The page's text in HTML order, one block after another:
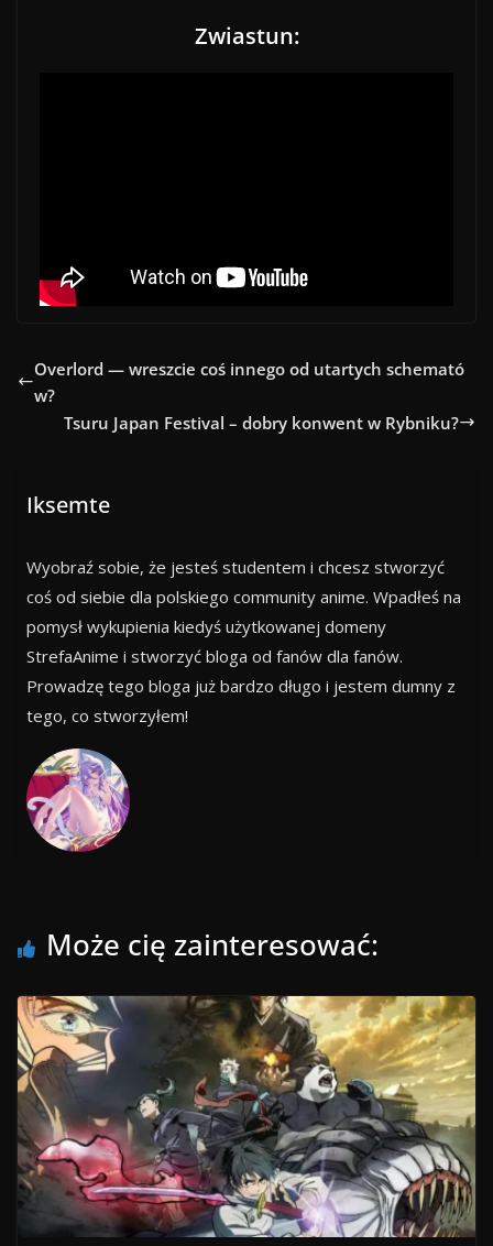
Zwiastun:
Overlord — wreszcie coś innego od utartych schemató
w?
Tsuru Japan Festival – dobry konwent w Rybniku?
Iksemte
Wyobraź sobie, że jesteś studentem i chcesz stworzyć
coś od siebie dla polskiego community anime. Wpadłeś na
pomysł wykupienia kiedyś użytkowanej domeny
StrefaAnime i stworzyć bloga od fanów dla fanów.
Prowadzę tego bloga już bardzo długo i jestem dumny z
tego, co stworzyłem!
Może cię zainteresować: